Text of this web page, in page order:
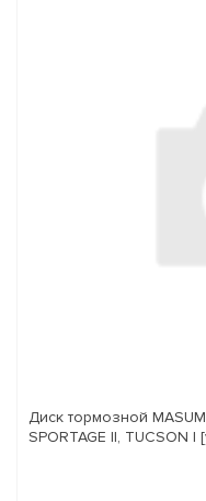
Диск тормозной MASUMA, rear HYUNDAI / KIA SANTA